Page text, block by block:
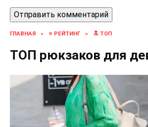
ГЛАВНАЯ » ⭐ РЕЙТИНГ » 🔝 ТОП
ТОП рюкзаков для